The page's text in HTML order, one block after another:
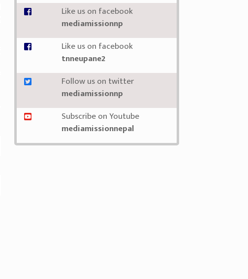
Like us on facebook
mediamissionnp
Like us on facebook
tnneupane2
Follow us on twitter
mediamissionnp
Subscribe on Youtube
mediamissionnepal